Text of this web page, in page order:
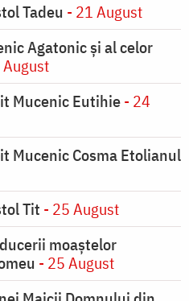
Tadeu - 21 August
Agatonic şi al celor
Mucenic Eutihie- 24
Mucenic Cosma Etolianul
Tit - 25 August
moaştelor
- 25 August